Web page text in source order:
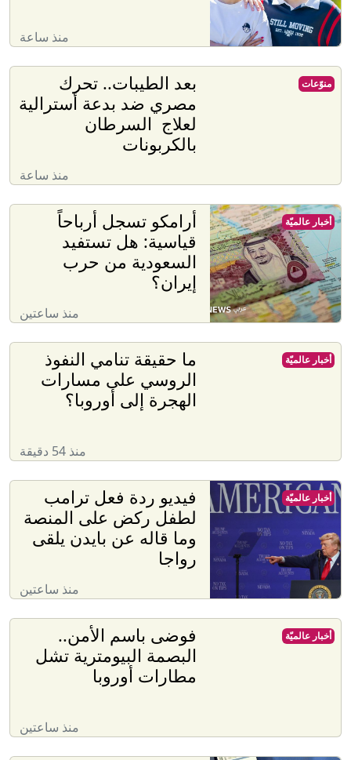
منذ ساعة
بعد الطيبات.. تحرك
مصري ضد بدعة أسترالية
لعلاج السرطان
بالكربونات
منذ ساعة
منوّعات
أرامكو تسجل أرباحاً
قياسية: هل تستفيد
السعودية من حرب
إيران؟
منذ ساعتين
أخبار عالميّة
ما حقيقة تنامي النفوذ
الروسي على مسارات
الهجرة إلى أوروبا؟
منذ 54 دقيقة
أخبار عالميّة
فيديو ردة فعل ترامب
لطفل ركض على المنصة
وما قاله عن بايدن يلقى
رواجا
منذ ساعتين
أخبار عالميّة
فوضى باسم الأمن..
البصمة البيومترية تشل
مطارات أوروبا
منذ ساعتين
أخبار عالميّة